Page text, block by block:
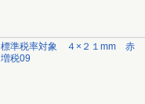
標準税率対象 ４×２１mm 赤
増税09